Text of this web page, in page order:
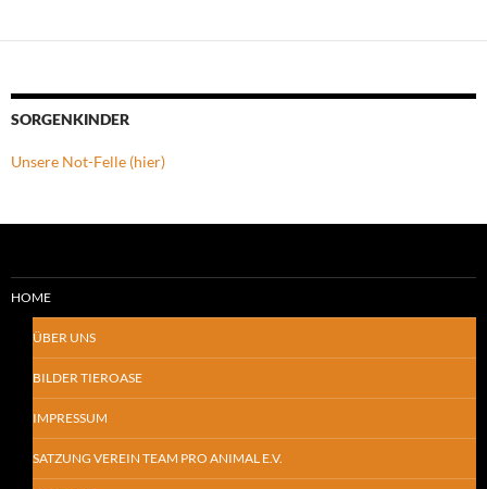
SORGENKINDER
Unsere Not-Felle (hier)
HOME
ÜBER UNS
BILDER TIEROASE
IMPRESSUM
SATZUNG VEREIN TEAM PRO ANIMAL E.V.